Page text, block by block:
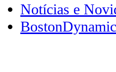
Notícias e